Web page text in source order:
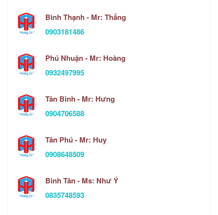
Bình Thạnh - Mr: Thắng
0903181486
Phú Nhuận - Mr: Hoàng
0932497995
Tân Bình - Mr: Hưng
0904706588
Tân Phú - Mr: Huy
0908648509
Bình Tân - Ms: Như Ý
0835748593